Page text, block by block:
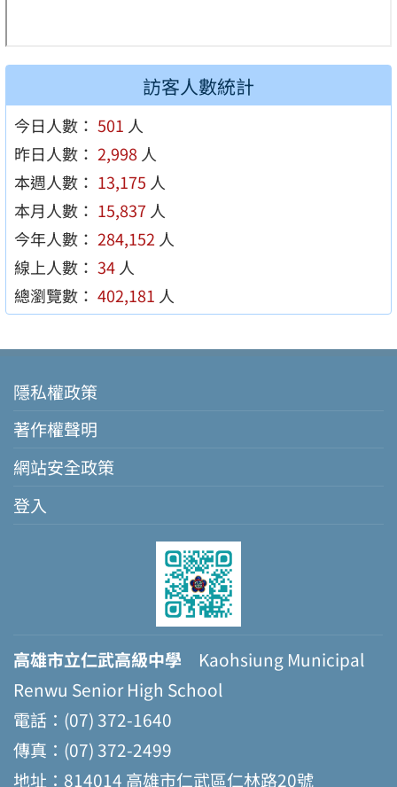
訪客人數統計
今日人數： 501 人
昨日人數： 2,998 人
本週人數： 13,175 人
本月人數： 15,837 人
今年人數： 284,152 人
線上人數： 34 人
總瀏覽數： 402,181 人
隱私權政策
著作權聲明
網站安全政策
登入
高雄市立仁武高級中學 Kaohsiung Municipal
Renwu Senior High School
電話：(07) 372-1640
傳真：(07) 372-2499
地址：814014 高雄市仁武區仁林路20號